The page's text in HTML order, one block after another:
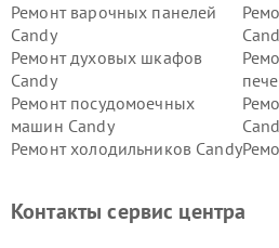
Ремонт варочных панелей
Candy
Ремонт духовых шкафов
Candy
Ремонт посудомоечных
машин Candy
Ремонт холодильников Candy
Контакты сервис центра